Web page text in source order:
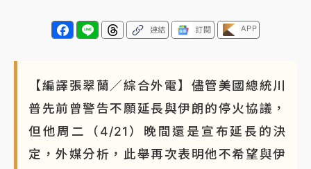
連結 訂閱 APP
【編譯張翠蘭／綜合外電】儘管美國總統川
普先前曾警告不願延長與伊朗的停火協議，
但他周二（4/21）晚間還是宣布延長的決
定，外媒分析，此舉再次表明他不希望與伊